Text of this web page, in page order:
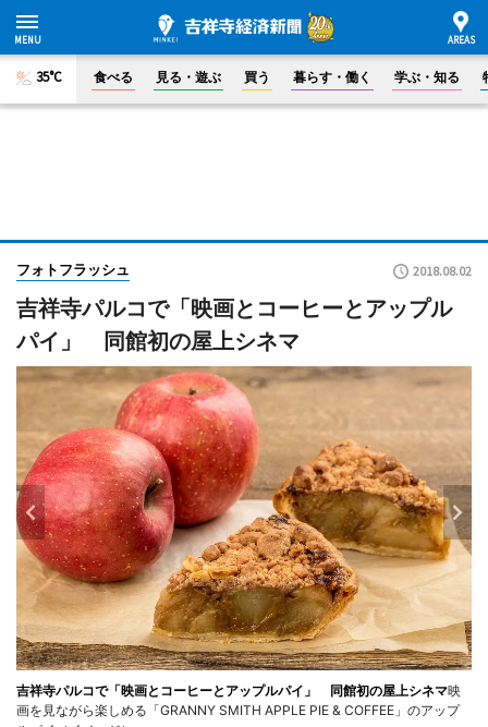
35°C 食べる 見る・遊ぶ 買う 暮らす・働く 学ぶ・知る
フォトフラッシュ 2018.08.02
吉祥寺パルコで「映画とコーヒーとアップル
パイ」 同館初の屋上シネマ
吉祥寺パルコで「映画とコーヒーとアップルパイ」 同館初の屋上シネマ映
画を見ながら楽しめる「GRANNY SMITH APPLE PIE & COFFEE」のアップ